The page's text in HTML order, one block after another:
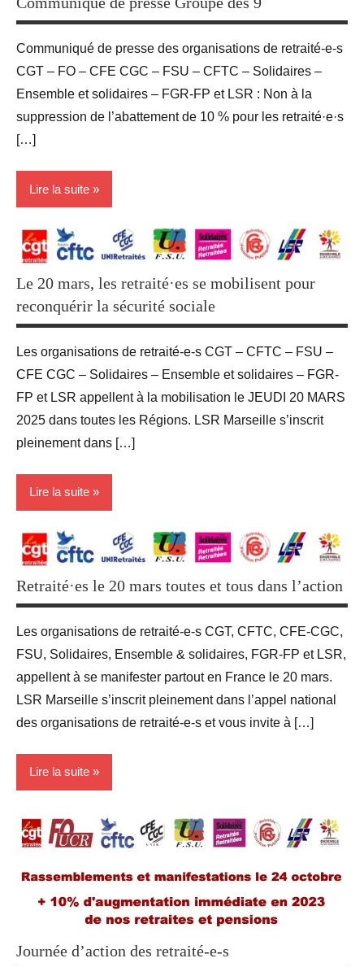
Communiqué de presse des organisations de retraité-e-s
CGT – FO – CFE CGC – FSU – CFTC – Solidaires –
Ensemble et solidaires – FGR-FP et LSR : Non à la
suppression de l’abattement de 10 % pour les retraité·e·s
[…]
Lire la suite
Blog
des 9
Le 20 mars, les retraité·es se mobilisent pour
reconquérir la sécurité sociale
Les organisations de retraité-e-s CGT – CFTC – FSU –
CFE CGC – Solidaires – Ensemble et solidaires – FGR-
FP et LSR appellent à la mobilisation le JEUDI 20 MARS
2025 dans toutes les Régions. LSR Marseille s’inscrit
pleinement dans […]
Lire la suite
Blog
des 9
Retraité·es le 20 mars toutes et tous dans l’action
Les organisations de retraité-e-s CGT, CFTC, CFE-CGC,
FSU, Solidaires, Ensemble & solidaires, FGR-FP et LSR,
appellent à se manifester partout en France le 20 mars.
LSR Marseille s’inscrit pleinement dans l’appel national
des organisations de retraité-e-s et vous invite à […]
Lire la suite
Blog
groupe
des 9
Revendications
Journée d’action des retraité-e-s